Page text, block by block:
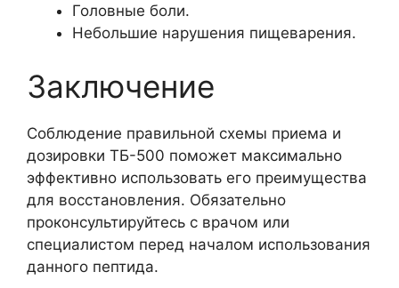
Головные боли.
Небольшие нарушения пищеварения.
Заключение
Соблюдение правильной схемы приема и
дозировки ТБ-500 поможет максимально
эффективно использовать его преимущества
для восстановления. Обязательно
проконсультируйтесь с врачом или
специалистом перед началом использования
данного пептида.